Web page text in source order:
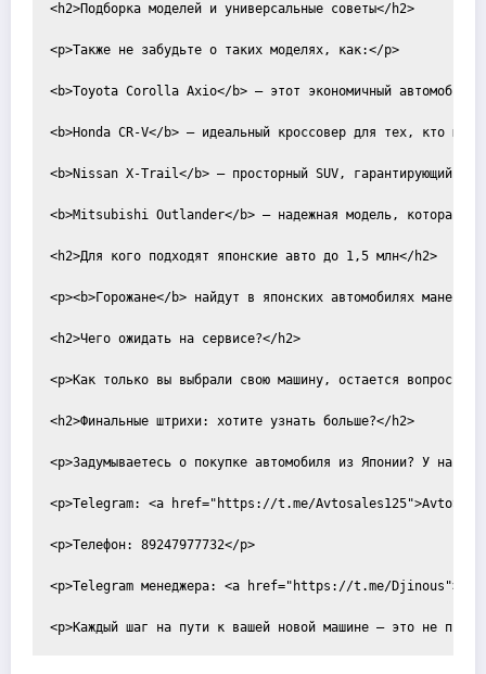
<h2>Подборка моделей и универсальные советы</h2>
<p>Также не забудьте о таких моделях, как:</p>
<b>Toyota Corolla Axio</b> — этот экономичный автомобиль
<b>Honda CR-V</b> — идеальный кроссовер для тех, кто
<b>Nissan X-Trail</b> — просторный SUV, гарантирующий
<b>Mitsubishi Outlander</b> — надежная модель, которая
<h2>Для кого подходят японские авто до 1,5 млн</h2>
<p><b>Горожане</b> найдут в японских автомобилях
<h2>Чего ожидать на сервисе?</h2>
<p>Как только вы выбрали свою машину, остается вопрос
<h2>Финальные штрихи: хотите узнать больше?</h2>
<p>Задумываетесь о покупке автомобиля из Японии? У нас
<p>Telegram: <a href="https://t.me/
<p>Телефон: 89247977732</p>
<p>Telegram менеджера: <a href="https://t.me/